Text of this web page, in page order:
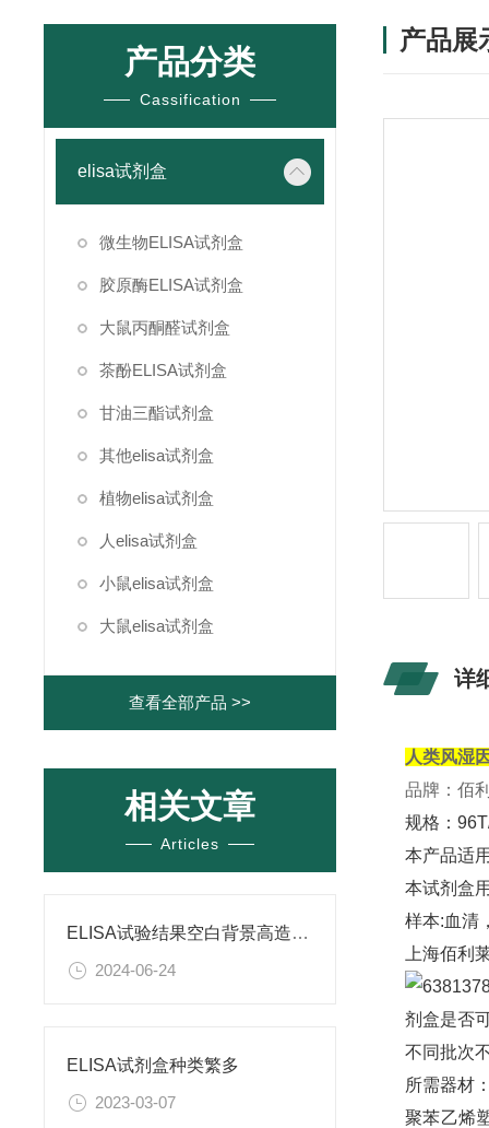
产品分类
Cassification
elisa试剂盒
微生物ELISA试剂盒
胶原酶ELISA试剂盒
大鼠丙酮醛试剂盒
茶酚ELISA试剂盒
甘油三酯试剂盒
其他elisa试剂盒
植物elisa试剂盒
人elisa试剂盒
小鼠elisa试剂盒
大鼠elisa试剂盒
查看全部产品 >>
相关文章
Articles
ELISA试验结果空白背景高造成原因
2024-06-24
ELISA试剂盒种类繁多
2023-03-07
产品展
详
人类风湿
品牌：佰
规格：
本产品适
本试剂盒
样本:血清
上海佰利
剂盒是否
不同批次
所需器材
聚苯乙烯